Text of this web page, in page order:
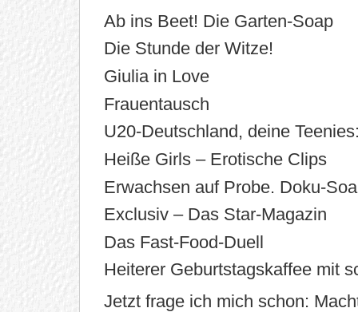
Ab ins Beet! Die Garten-Soap
Die Stunde der Witze!
Giulia in Love
Frauentausch
U20-Deutschland, deine
Heiße Girls – Erotische Clips
Erwachsen auf Probe. Doku-
Exclusiv – Das Star-Magazin
Das Fast-Food-Duell
Heiterer Geburtstagskaffee mit
Jetzt frage ich mich schon: